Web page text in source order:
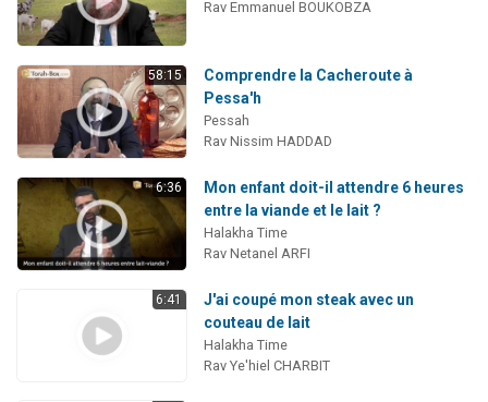
Rav Emmanuel BOUKOBZA
58:15
Comprendre la Cacheroute à
Pessa'h
Pessah
Rav Nissim HADDAD
6:36
Mon enfant doit-il attendre 6 heures
entre la viande et le lait ?
Halakha Time
Rav Netanel ARFI
6:41
J'ai coupé mon steak avec un
couteau de lait
Halakha Time
Rav Ye'hiel CHARBIT